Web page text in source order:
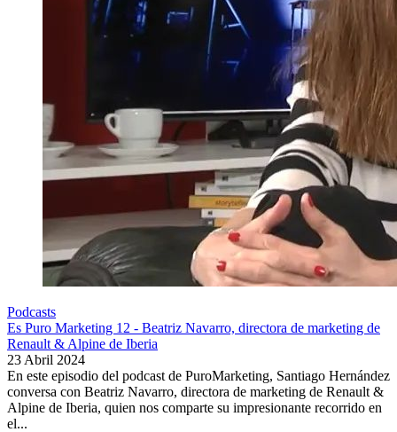
Podcasts
Es Puro Marketing 12 - Beatriz Navarro, directora de marketing de
Renault & Alpine de Iberia
23 Abril 2024
En este episodio del podcast de PuroMarketing, Santiago Hernández
conversa con Beatriz Navarro, directora de marketing de Renault &
Alpine de Iberia, quien nos comparte su impresionante recorrido en
el...